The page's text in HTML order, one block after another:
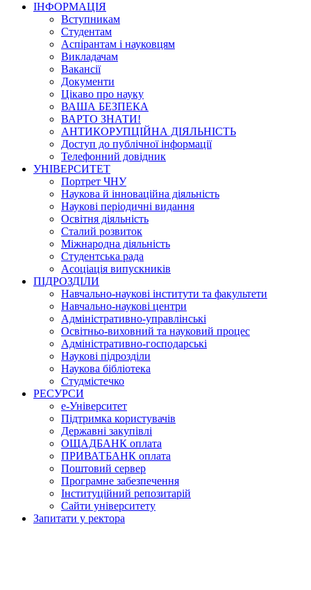
ІНФОРМАЦІЯ
Вступникам
Студентам
Аспірантам і науковцям
Викладачам
Вакансії
Документи
Цікаво про науку
ВАША БЕЗПЕКА
ВАРТО ЗНАТИ!
АНТИКОРУПЦІЙНА ДІЯЛЬНІСТЬ
Доступ до публічної інформації
Телефонний довідник
УНІВЕРСИТЕТ
Портрет ЧНУ
Наукова й інноваційна діяльність
Наукові періодичні видання
Освітня діяльність
Сталий розвиток
Міжнародна діяльність
Студентська рада
Асоціація випускників
ПІДРОЗДІЛИ
Навчально-наукові інститути та факультети
Навчально-наукові центри
Адміністративно-управлінські
Освітньо-виховний та науковий процес
Адміністративно-господарські
Наукові підрозділи
Наукова бібліотека
Студмістечко
РЕСУРСИ
е-Університет
Підтримка користувачів
Державні закупівлі
ОЩАДБАНК оплата
ПРИВАТБАНК оплата
Поштовий сервер
Програмне забезпечення
Інституційний репозитарій
Сайти університету
Запитати у ректора